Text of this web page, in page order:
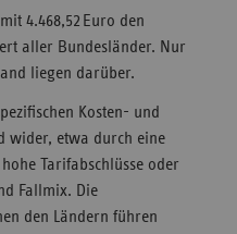
4.468,52 Euro den
aller Bundesländer. Nur
liegen darüber.
Kosten- und
wider, etwa durch eine
Tarifabschlüsse oder
Fallmix. Die
den Ländern führen